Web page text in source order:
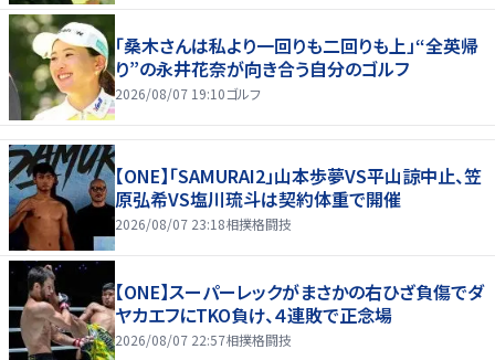
「桑木さんは私より一回りも二回りも上」“全英帰
り”の永井花奈が向き合う自分のゴルフ
2026/08/07 19:10ゴルフ
【ONE】「SAMURAI2」山本歩夢VS平山諒中止、笠
原弘希VS塩川琉斗は契約体重で開催
2026/08/07 23:18相撲格闘技
【ONE】スーパーレックがまさかの右ひざ負傷でダ
ヤカエフにTKO負け、４連敗で正念場
2026/08/07 22:57相撲格闘技